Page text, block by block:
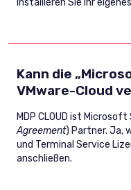
installieren Sie Ihr
Kann die
VMware-Cloud
MDP CLOUD ist Microsoft
Agreement) Partner. Ja,
und Terminal Service
anschließen.